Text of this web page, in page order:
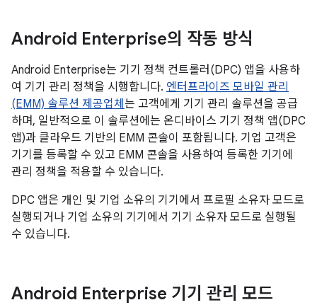
Android Enterprise의 작동 방식
Android Enterprise는 기기 정책 컨트롤러(DPC) 앱을 사용하
여 기기 관리 정책을 시행합니다. 엔터프라이즈 모바일 관리
(EMM) 솔루션 제공업체 는 고객에게 기기 관리 솔루션을 공급
하며, 일반적으로 이 솔루션에는 온디바이스 기기 정책 앱(DPC
앱)과 클라우드 기반의 EMM 콘솔이 포함됩니다. 기업 고객은
기기를 등록할 수 있고 EMM 콘솔을 사용하여 등록한 기기에
관리 정책을 적용할 수 있습니다.
DPC 앱은 개인 및 기업 소유의 기기에서 프로필 소유자 모드로
실행되거나 기업 소유의 기기에서 기기 소유자 모드로 실행될
수 있습니다.
Android Enterprise 기기 관리 모드